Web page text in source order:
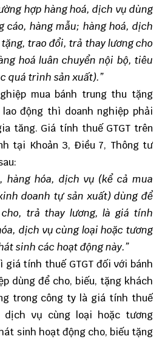
hợp hàng hoá, dịch vụ dùng
cáo, hàng mẫu; hàng hoá, dịch
trao đổi, trả thay lương cho
hoá luân chuyển nội bộ, tiêu
quá trình sản xuất).”
mua bánh trung thu tặng
động thì doanh nghiệp phải
tăng. Giá tính thuế GTGT trên
tại Khoản 3, Điều 7, Thông tư
hàng hóa, dịch vụ (kể cả mua
doanh tự sản xuất) dùng để
trả thay lương, là giá tính
dịch vụ cùng loại hoặc tương
sinh các hoạt động này.”
tính thuế GTGT đối với bánh
dùng để cho, biếu, tặng khách
trong công ty là giá tính thuế
dịch vụ cùng loại hoặc tương
sinh hoạt động cho, biếu tặng